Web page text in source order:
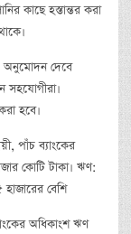
কাছে হস্তান্তর করা
অনুমোদন দেবে
সহযোগীরা।
হবে।
পাঁচ ব্যাংকের
কোটি টাকা। ঋণ:
বেশি
অধিকাংশ ঋণ